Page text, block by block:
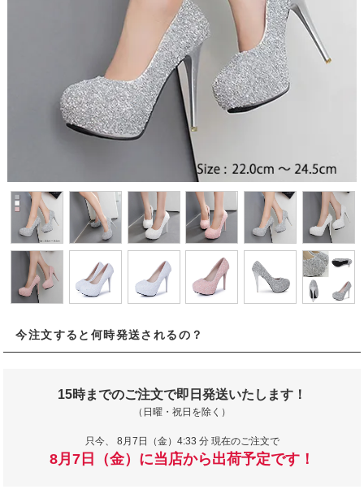
今注文すると何時発送されるの？
15時までのご注文で即日発送いたします！
（日曜・祝日を除く）
只今、 8月7日（金）4:33 分 現在のご注文で
8月7日（金）に当店から出荷予定です！